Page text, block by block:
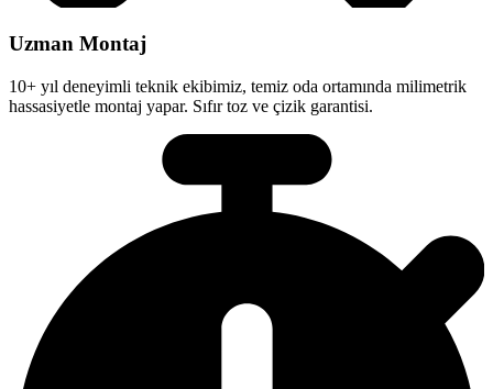
Uzman Montaj
10+ yıl deneyimli teknik ekibimiz, temiz oda ortamında milimetrik
hassasiyetle montaj yapar. Sıfır toz ve çizik garantisi.